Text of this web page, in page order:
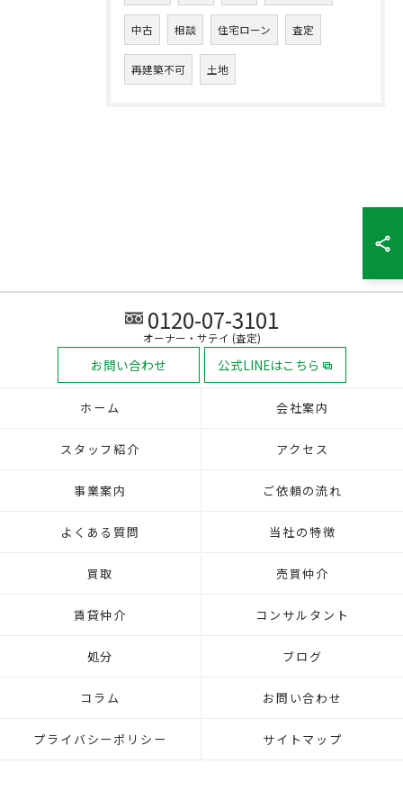
中古 相談 住宅ローン 査定
再建築不可 土地
0120-07-3101
オーナー・サテイ (査定)
お問い合わせ 公式LINEはこちら
ホーム 会社案内
スタッフ紹介 アクセス
事業案内 ご依頼の流れ
よくある質問 当社の特徴
買取 売買仲介
賃貸仲介 コンサルタント
処分 ブログ
コラム お問い合わせ
プライバシーポリシー サイトマップ